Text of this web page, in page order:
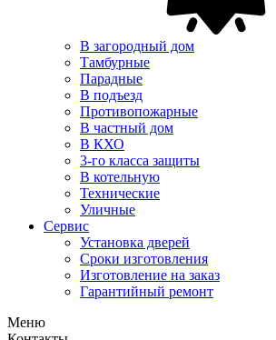
В загородный дом
Тамбурные
Парадные
В подъезд
Противопожарные
В частный дом
В КХО
3-го класса защиты
В котельную
Технические
Уличные
Сервис
Установка дверей
Сроки изготовления
Изготовление на заказ
Гарантийный ремонт
Меню